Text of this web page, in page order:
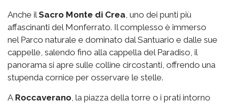
Anche il Sacro Monte di Crea , uno dei punti più
affascinanti del Monferrato. Il complesso è immerso
nel Parco naturale e dominato dal Santuario e dalle sue
cappelle, salendo fino alla cappella del Paradiso, il
panorama si apre sulle colline circostanti, offrendo una
stupenda cornice per osservare le stelle.
A Roccaverano , la piazza della torre o i prati intorno